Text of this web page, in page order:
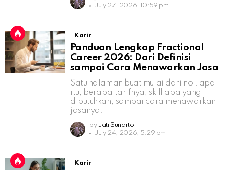
July 27, 2026, 10:59 pm
Karir
Panduan Lengkap Fractional
Career 2026: Dari Definisi
sampai Cara Menawarkan Jasa
Satu halaman buat mulai dari nol: apa
itu, berapa tarifnya, skill apa yang
dibutuhkan, sampai cara menawarkan
jasanya.
by Jati Sunarto
July 24, 2026, 5:29 pm
Karir